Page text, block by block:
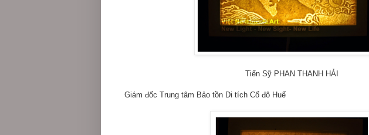
Tiến Sỹ PHAN THANH HẢI
Giám đốc Trung tâm Bảo tồn Di tích Cố đô Huế